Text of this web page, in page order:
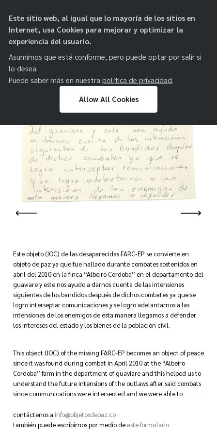
content
paz
Este objeto (IOC) de las desaparecidas FARC-EP se convierte en
objeto de paz ya que fue hallado durante combates sostenidos en
abril del 2010 en la finca “Albeiro Cordoba” en el departamento del
guaviare y este nos ayudo a darnos cuenta de las intensiones
siguientes de los bandidos después de dichos combates ya que se
logro interseptar comunicaciones y se logro adelantarnos a las
intensiones de los enemigos de esta manera llegamos a defender
los intereses del estado y los bienes de la población civil.
This object (IOC) of the missing FARC-EP becomes an object of peace
since it was found during combat in April 2010 at the “Albeiro
Cordoba” farm in the department of guaviare and this helped us to
understand the future intensions of the outlaws after said combats
since communications were intersepted and we were able to
interests of the state and the assets of the civilian population.
contáctenos a info@objetosdepaz.co
también puede escribirnos por medio de este formulario
Este sitio web, al igual que lo mayoría de los sitios en
Internet, usa Cookies para mejorar y optimizar la
experiencia del usuario.
Asumimos que está conforme, pero puede optar por salir si
lo desea.
Puede saber más en nuestra política de privacidad.
Allow All Cookies